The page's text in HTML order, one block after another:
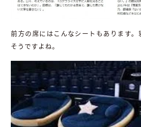
前方の席にはこんなシートもあります。
そうですよね。